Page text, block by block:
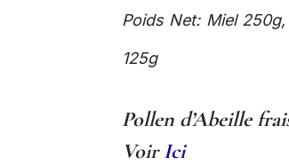
Poids Net: Miel
125g
Pollen d’Abeille
VoirIci